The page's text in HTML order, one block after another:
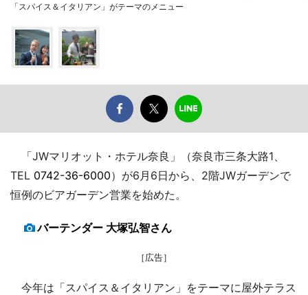
「スパイス＆イタリアン」がテーマのメニュー
「JWマリオット・ホテル奈良」（奈良市三条大路1、
TEL 0742-36-6000）が6月6日から、2階JWガーデンで
恒例のビアガーデン営業を始めた。
バーテンダー 大塚弘智さん
［広告］
今年は「スパイス＆イタリアン」をテーマに屋外テラス